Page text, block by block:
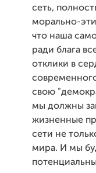
сеть,
морально-
что наша
ради блага
отклики в
свою
мы должны
жизненные
сети не
мира. И мы